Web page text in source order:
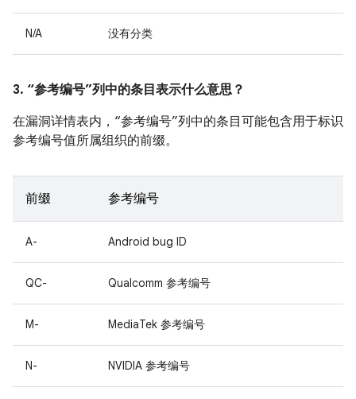
N/A 没有分类
3. “参考编号”列中的条目表示什么意思？
在漏洞详情表内，“参考编号”列中的条目可能包含用于标识
参考编号值所属组织的前缀。
前缀 参考编号
A- Android bug ID
QC- Qualcomm 参考编号
M- MediaTek 参考编号
N- NVIDIA 参考编号